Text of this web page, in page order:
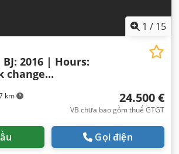
1 / 15
km
BJ: 2016 | Hours:
change...
24.500 €
VB chưa bao gồm thuế GTGT
Gọi điện